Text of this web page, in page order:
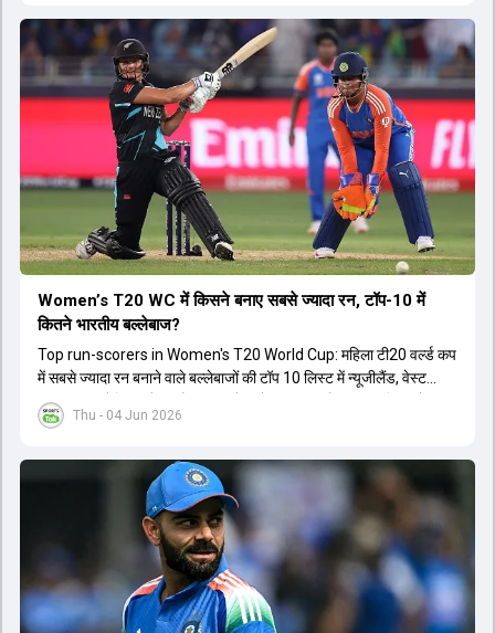
Thu - 04 Jun 2026
Women’s T20 WC में किसने बनाए सबसे ज्यादा रन, टॉप-10 में
कितने भारतीय बल्लेबाज?
Top run-scorers in Women's T20 World Cup: महिला टी20 वर्ल्ड कप
में सबसे ज्यादा रन बनाने वाले बल्लेबाजों की टॉप 10 लिस्ट में न्यूजीलैंड, वेस्ट
इंडीज, ऑस्ट्रेलिया और इंग्लैंड की बल्लेबाजों का दबदबा है. टॉप 10 लिस्ट में तीन
ऑस्ट्रेलियाई खिलाड़ी शामिल हैं. न्यूजीलैंड की दो और वेस्ट इंडीज की दो खिलाड़ी